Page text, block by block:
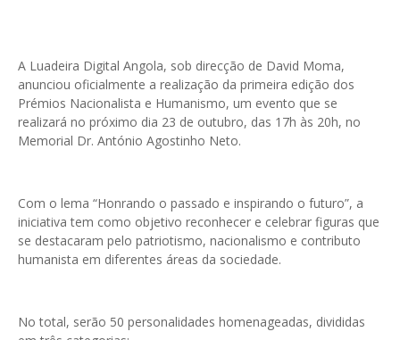
A Luadeira Digital Angola, sob direcção de David Moma,
anunciou oficialmente a realização da primeira edição dos
Prémios Nacionalista e Humanismo, um evento que se
realizará no próximo dia 23 de outubro, das 17h às 20h, no
Memorial Dr. António Agostinho Neto.
Com o lema “Honrando o passado e inspirando o futuro”, a
iniciativa tem como objetivo reconhecer e celebrar figuras que
se destacaram pelo patriotismo, nacionalismo e contributo
humanista em diferentes áreas da sociedade.
No total, serão 50 personalidades homenageadas, divididas